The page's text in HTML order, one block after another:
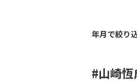
年月で絞り
#山崎